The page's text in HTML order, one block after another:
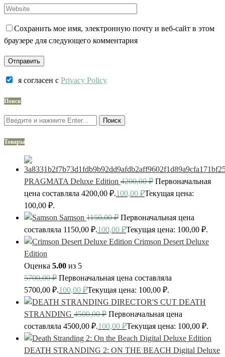
Сохранить мое имя, электронную почту и веб-сайт в этом
браузере для следующего комментария
я согласен c Privacy Policy
Поиск
Поиск
Товары
PRAGMATA Deluxe Edition 4200,00₽ Первоначальная
цена составляла 4200,00 ₽.100,00 ₽Текущая цена:
100,00 ₽.
Samson 1150,00₽ Первоначальная цена
составляла 1150,00 ₽.100,00 ₽Текущая цена: 100,00 ₽.
Crimson Desert Deluxe
Edition
Оценка 5.00 из 5
5700,00₽ Первоначальная цена составляла
5700,00 ₽.100,00 ₽Текущая цена: 100,00 ₽.
DEATH
STRANDING 4500,00₽ Первоначальная цена
составляла 4500,00 ₽.100,00 ₽Текущая цена: 100,00 ₽.
DEATH STRANDING 2: ON THE BEACH Digital Deluxe